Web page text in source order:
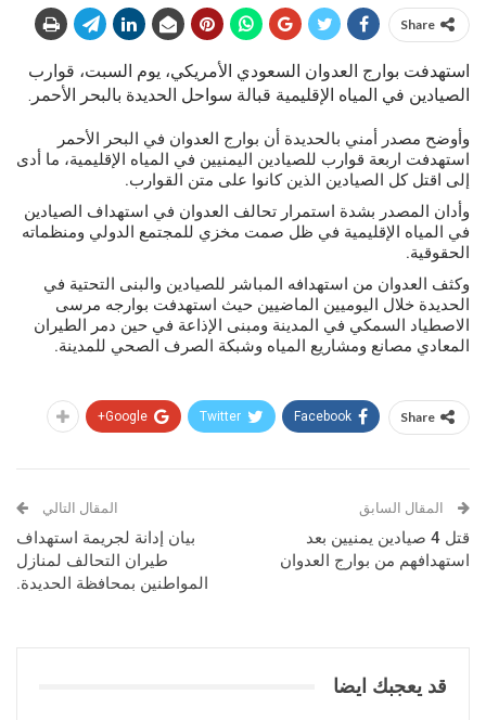
Share
استهدفت بوارج العدوان السعودي الأمريكي، يوم السبت، قوارب
الصيادين في المياه الإقليمية قبالة سواحل الحديدة بالبحر الأحمر.
وأوضح مصدر أمني بالحديدة أن بوارج العدوان في البحر الأحمر
استهدفت اربعة قوارب للصيادين اليمنيين في المياه الإقليمية، ما أدى
إلى اقتل كل الصيادين الذين كانوا على متن القوارب.
وأدان المصدر بشدة استمرار تحالف العدوان في استهداف الصيادين
في المياه الإقليمية في ظل صمت مخزي للمجتمع الدولي ومنظماته
الحقوقية.
وكثف العدوان من استهدافه المباشر للصيادين والبنى التحتية في
الحديدة خلال اليوميين الماضيين حيث استهدفت بوارجه مرسى
الاصطياد السمكي في المدينة ومبنى الإذاعة في حين دمر الطيران
المعادي مصانع ومشاريع المياه وشبكة الصرف الصحي للمدينة.
Share
Facebook
Twitter
Google+
المقال السابق
قتل 4 صيادين يمنيين بعد
استهدافهم من بوارج العدوان
المقال التالي
بيان إدانة لجريمة استهداف
طيران التحالف لمنازل
المواطنين بمحافظة الحديدة.
قد يعجبك ايضا